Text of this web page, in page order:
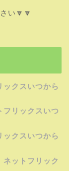
い🔽🔽
クスいつから
フリックスいつ
クスいつから
ットフリック